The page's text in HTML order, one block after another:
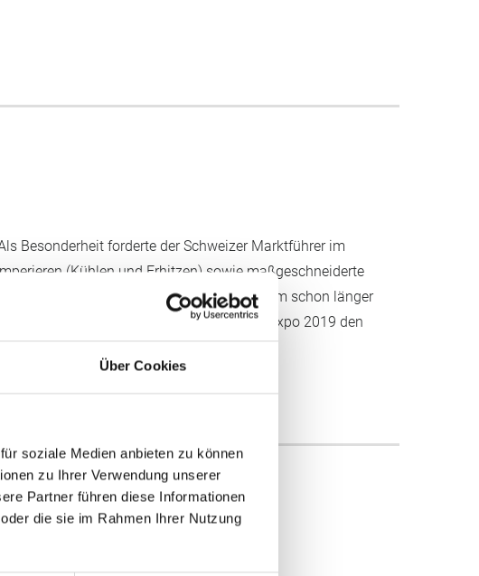
Über Cookies
soziale Medien anbieten zu können
zu Ihrer Verwendung unserer
Partner führen diese Informationen
die sie im Rahmen Ihrer Nutzung
Besonderheit forderte der Schweizer Marktführer im
(Kühlen und Erhitzen) sowie maßgeschneiderte
wir punktgenau umgesetzt. Nach einem schon länger
unserer Innovationen auf der Blechexpo 2019 den